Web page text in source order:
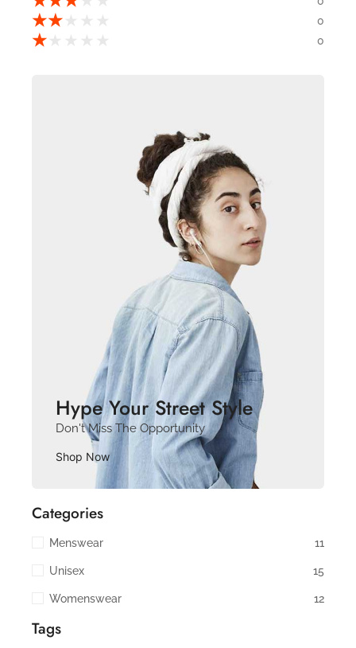
★★ 0
★ 0
Hype Your Street Style
Don't Miss The Opportunity
Shop Now
Categories
Menswear 11
Unisex 15
Womenswear 12
Tags